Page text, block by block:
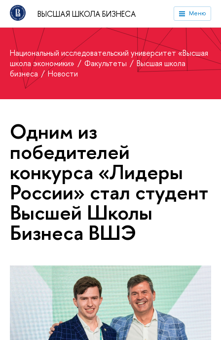
ВЫСШАЯ ШКОЛА БИЗНЕСА Меню
Национальный исследовательский университет «Высшая
школа экономики»
Факультеты
Высшая школа
бизнеса
Новости
Одним из
победителей
конкурса «Лидеры
России» стал студент
Высшей Школы
Бизнеса ВШЭ